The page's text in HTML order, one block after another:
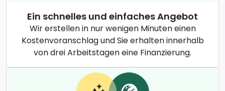
Ein schnelles und einfaches Angebot
Wir erstellen in nur wenigen Minuten einen
Kostenvoranschlag und Sie erhalten innerhalb
von drei Arbeitstagen eine Finanzierung.